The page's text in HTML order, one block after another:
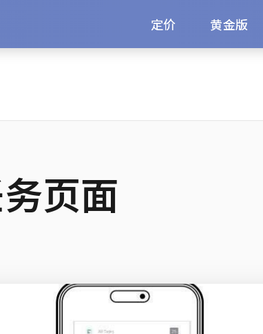
定价 黄金版
页面